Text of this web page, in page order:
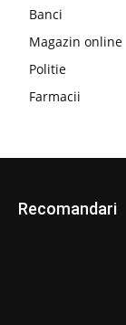
Banci
Magazin online
Politie
Farmacii
Recomandari